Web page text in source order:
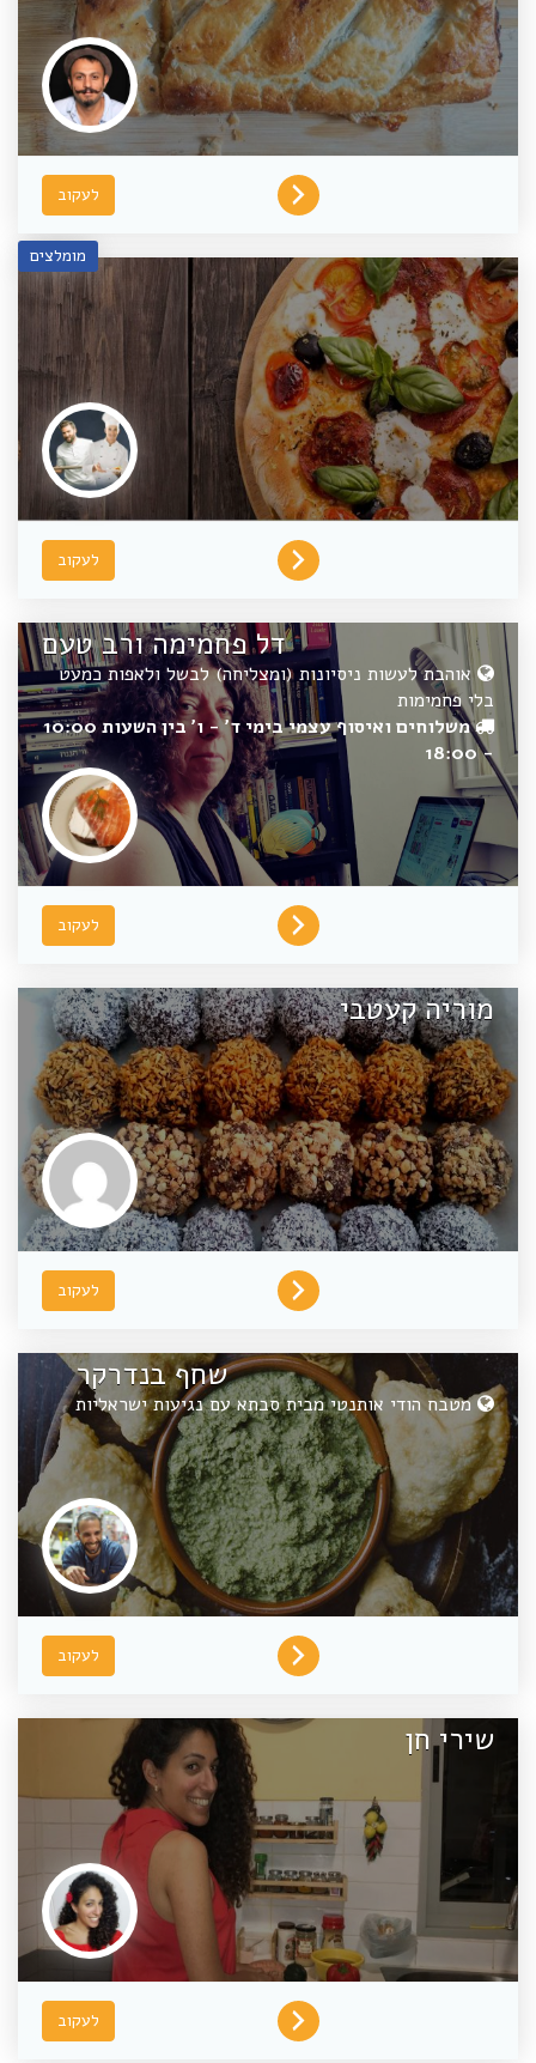
לעקוב
מומלצים
לעקוב
דל פחמימה ורב טעם
אוהבת לעשות ניסיונות (ומצליחה) לבשל ולאפות כמעט
בלי פחמימות
משלוחים ואיסוף עצמי בימי ד' - ו' בין השעות 10:00
- 18:00
לעקוב
מוריה קעטבי
לעקוב
שחף בנדרקר
מטבח הודי אותנטי מבית סבתא עם נגיעות ישראליות
לעקוב
שירי חן
לעקוב